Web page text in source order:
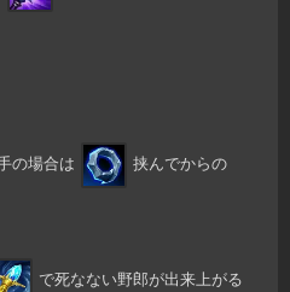
の場合は 挟んでからの
で死なない野郎が出来上がる